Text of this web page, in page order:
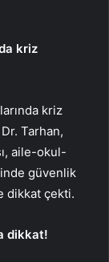
kriz
kriz
Tarhan,
aile-okul-
güvenlik
dikkat çekti.
dikkat!